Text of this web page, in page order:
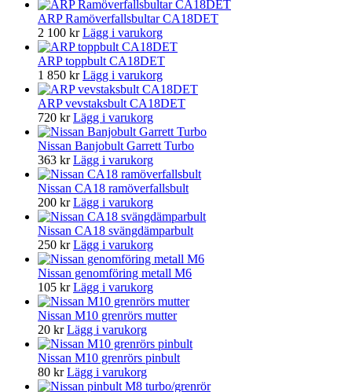
ARP Ramöverfallsbultar CA18DET
2 100 kr Lägg i varukorg
ARP toppbult CA18DET
1 850 kr Lägg i varukorg
ARP vevstaksbult CA18DET
720 kr Lägg i varukorg
Nissan Banjobult Garrett Turbo
363 kr Lägg i varukorg
Nissan CA18 ramöverfallsbult
200 kr Lägg i varukorg
Nissan CA18 svängdämparbult
250 kr Lägg i varukorg
Nissan genomföring metall M6
105 kr Lägg i varukorg
Nissan M10 grenrörs mutter
20 kr Lägg i varukorg
Nissan M10 grenrörs pinbult
80 kr Lägg i varukorg